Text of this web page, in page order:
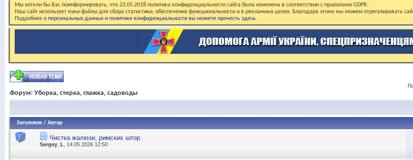
Мы хотели бы Вас поинформировать, что 23.05.2018 политика конфиденциальности сайта была изменена в соответствии с правилами GDPR.
Наш сайт использует куки-файлы для сбора статистики, обеспечения функциональности и в рекламных целях. Благодаря этому мы можем отрегулировать
Подробнее о персональных данных и политике конфиденциальности вы можете прочесть здесь.
Форум: Уборка, стирка, глажка, садоводы
Заголовок / Автор
Чистка жалюзи, римских штор.
Sergey_L , 14.05.2026 12:50